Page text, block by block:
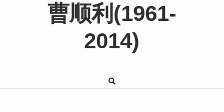
曹顺利(1961-
2014)